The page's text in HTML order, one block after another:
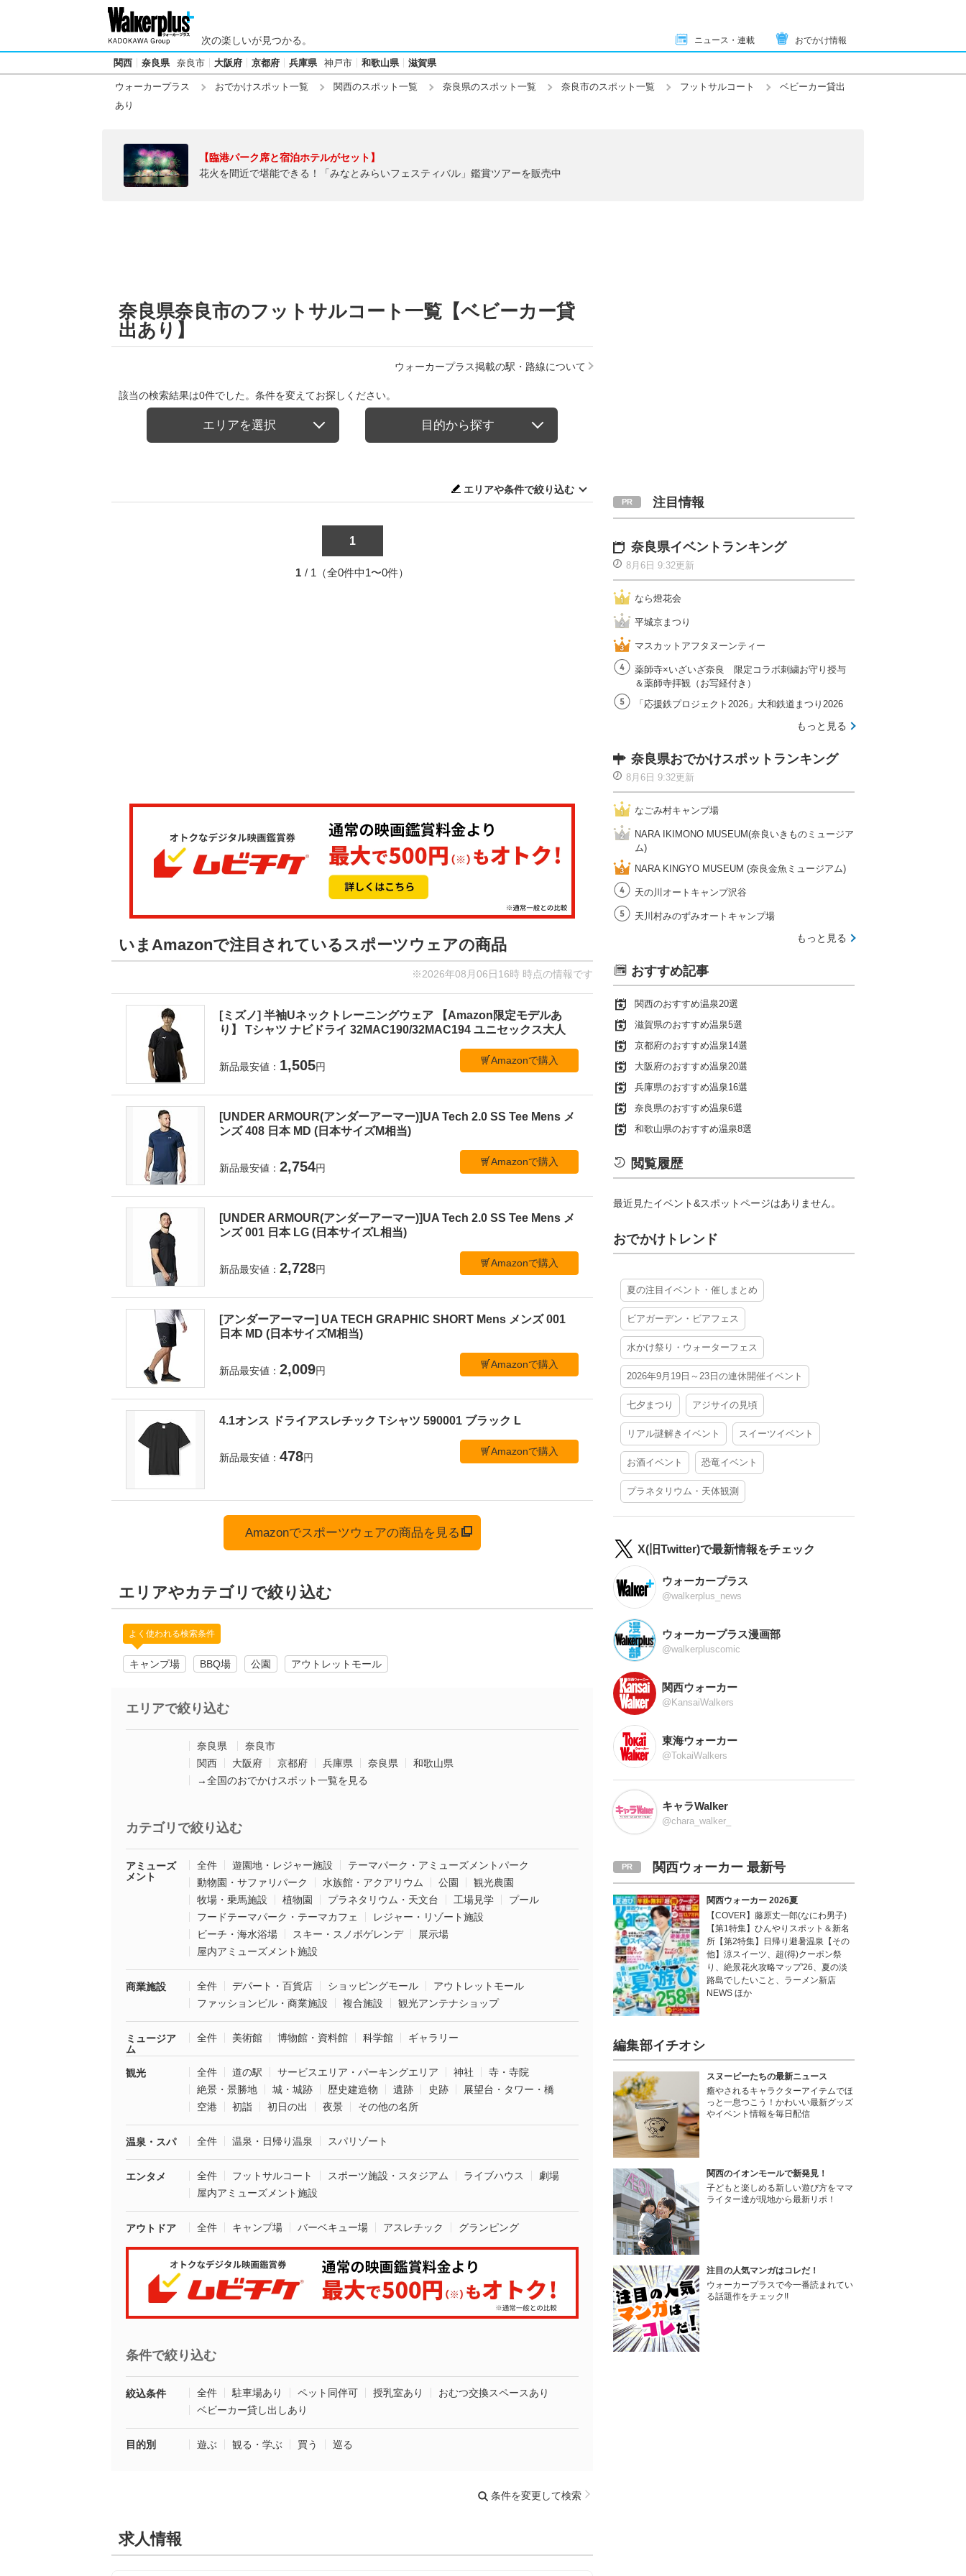
次の楽しいが見つかる。 ニュース・連載 おでかけ情報
関西 奈良県 奈良市 大阪府 京都府 兵庫県 神戸市 和歌山県 滋賀県
ウォーカープラス おでかけスポット一覧 関西のスポット一覧 奈良県のスポット一覧 奈良市のスポット一覧 フットサルコート
ベビーカー貸出
あり
【臨港パーク席と宿泊ホテルがセット】
花火を間近で堪能できる！「みなとみらいフェスティバル」鑑賞ツアーを販売中
奈良県奈良市のフットサルコート一覧【ベビーカー貸
出あり】
ウォーカープラス掲載の駅・路線について
該当の検索結果は0件でした。条件を変えてお探しください。
エリアを選択 目的から探す
エリアや条件で絞り込む
1
1 / 1（全0件中1〜0件）
いまAmazonで注目されているスポーツウェアの商品
※2026年08月06日16時 時点の情報です
[ミズノ] 半袖Uネックトレーニングウェア 【Amazon限定モデルあ
り】 Tシャツ ナビドライ 32MAC190/32MAC194 ユニセックス大人
新品最安値： 1,505円
Amazonで購入
[UNDER ARMOUR(アンダーアーマー)]UA Tech 2.0 SS Tee Mens メ
ンズ 408 日本 MD (日本サイズM相当)
新品最安値： 2,754円
Amazonで購入
[UNDER ARMOUR(アンダーアーマー)]UA Tech 2.0 SS Tee Mens メ
ンズ 001 日本 LG (日本サイズL相当)
新品最安値： 2,728円
Amazonで購入
[アンダーアーマー] UA TECH GRAPHIC SHORT Mens メンズ 001
日本 MD (日本サイズM相当)
新品最安値： 2,009円
Amazonで購入
4.1オンス ドライアスレチック Tシャツ 590001 ブラック L
新品最安値： 478円
Amazonで購入
Amazonでスポーツウェアの商品を見る
エリアやカテゴリで絞り込む
よく使われる検索条件
キャンプ場 BBQ場 公園 アウトレットモール
エリアで絞り込む
奈良県
奈良市
関西
大阪府 京都府 兵庫県 奈良県
和歌山県
→全国のおでかけスポット一覧を見る
カテゴリで絞り込む
アミューズ
メント
全件 遊園地・レジャー施設
テーマパーク・アミューズメントパーク
動物園・サファリパーク
水族館・アクアリウム 公園
観光農園
牧場・乗馬施設
植物園 プラネタリウム・天文台 工場見学
プール
フードテーマパーク・テーマカフェ
レジャー・リゾート施設
ビーチ・海水浴場
スキー・スノボゲレンデ
展示場
屋内アミューズメント施設
商業施設 全件 デパート・百貨店 ショッピングモール
アウトレットモール
ファッションビル・商業施設
複合施設 観光アンテナショップ
ミュージア
ム
全件 美術館 博物館・資料館 科学館 ギャラリー
観光 全件 道の駅 サービスエリア・パーキングエリア 神社
寺・寺院
絶景・景勝地
城・城跡 歴史建造物 遺跡 史跡
展望台・タワー・橋
空港
初詣 初日の出 夜景 その他の名所
温泉・スパ 全件 温泉・日帰り温泉 スパリゾート
エンタメ 全件 フットサルコート スポーツ施設・スタジアム ライブハウス
劇場
屋内アミューズメント施設
アウトドア 全件 キャンプ場 バーベキュー場 アスレチック グランピング
条件で絞り込む
絞込条件 全件 駐車場あり ペット同伴可 授乳室あり
おむつ交換スペースあり
ベビーカー貸し出しあり
目的別 遊ぶ 観る・学ぶ 買う 巡る
条件を変更して検索
求人情報
注目情報
奈良県イベントランキング
8月6日 9:32更新
なら燈花会
平城京まつり
マスカットアフタヌーンティー
薬師寺×いざいざ奈良 限定コラボ刺繍お守り授与
＆薬師寺拝観（お写経付き）
「応援鉄プロジェクト2026」大和鉄道まつり2026
もっと見る
奈良県おでかけスポットランキング
8月6日 9:32更新
なごみ村キャンプ場
NARA IKIMONO MUSEUM(奈良いきものミュージア
ム)
NARA KINGYO MUSEUM (奈良金魚ミュージアム)
天の川オートキャンプ沢谷
天川村みのずみオートキャンプ場
もっと見る
おすすめ記事
関西のおすすめ温泉20選
滋賀県のおすすめ温泉5選
京都府のおすすめ温泉14選
大阪府のおすすめ温泉20選
兵庫県のおすすめ温泉16選
奈良県のおすすめ温泉6選
和歌山県のおすすめ温泉8選
閲覧履歴
最近見たイベント&スポットページはありません。
おでかけトレンド
夏の注目イベント・催しまとめ
ビアガーデン・ビアフェス
水かけ祭り・ウォーターフェス
2026年9月19日～23日の連休開催イベント
七夕まつり アジサイの見頃
リアル謎解きイベント スイーツイベント
お酒イベント 恐竜イベント
プラネタリウム・天体観測
X(旧Twitter)で最新情報をチェック
ウォーカープラス
@walkerplus_news
ウォーカープラス漫画部
@walkerpluscomic
関西ウォーカー
@KansaiWalkers
東海ウォーカー
@TokaiWalkers
キャラWalker
@chara_walker_
関西ウォーカー 最新号
関西ウォーカー 2026夏
【COVER】藤原丈一郎(なにわ男子)
【第1特集】ひんやりスポット＆新名
所【第2特集】日帰り避暑温泉【その
他】涼スイーツ、超(得)クーポン祭
り、絶景花火攻略マップ'26、夏の淡
路島でしたいこと、ラーメン新店
NEWS ほか
編集部イチオシ
スヌーピーたちの最新ニュース
癒やされるキャラクターアイテムでほ
っと一息つこう！かわいい最新グッズ
やイベント情報を毎日配信
関西のイオンモールで新発見！
子どもと楽しめる新しい遊び方をママ
ライター達が現地から最新リポ！
注目の人気マンガはコレだ！
ウォーカープラスで今一番読まれてい
る話題作をチェック!!